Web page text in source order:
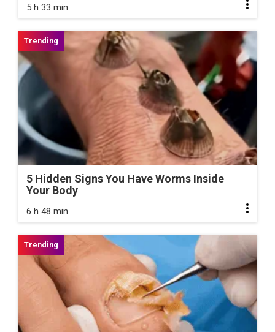
5 h 33 min
5 Hidden Signs You Have Worms Inside
Your Body
6 h 48 min